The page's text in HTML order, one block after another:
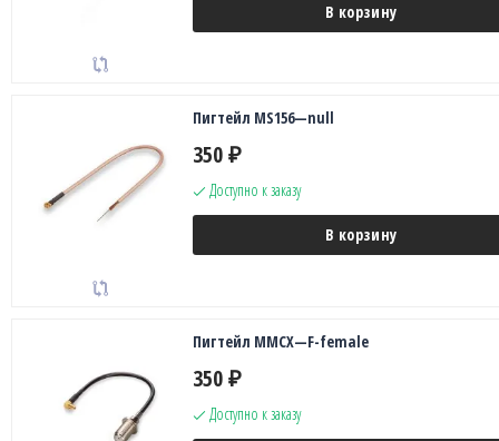
В корзину
Пигтейл MS156—null
350 ₽
Доступно к заказу
В корзину
Пигтейл MMCX—F-female
350 ₽
Доступно к заказу